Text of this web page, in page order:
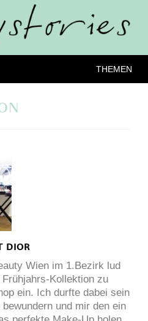
THEMEN
DIOR
Wien im 1.Bezirk lud
Kollektion zu
ein. Ich durfte dabei sein
und mir den ein